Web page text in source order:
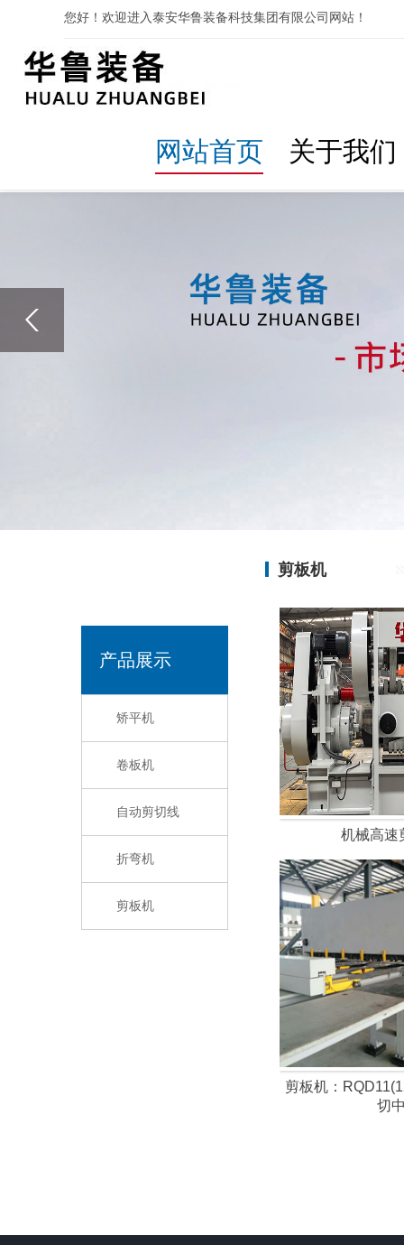
您好！欢迎进入泰安华鲁装备科技集团有限公司网站！
网站首页 关于我们
产品展示
矫平机
卷板机
自动剪切线
折弯机
剪板机
剪板机
机械高速
剪板机：
切